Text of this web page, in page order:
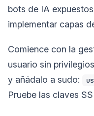
bots de IA
implementar capas
Comience con la
usuario sin
y añádalo a sudo:
Pruebe las claves